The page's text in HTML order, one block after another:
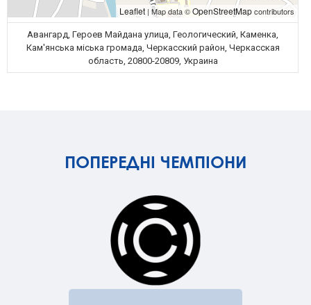
Leaflet | Map data ©OpenStreetMapcontributors
Авангард, Героев Майдана улица, Геологический, Каменка,
Кам'янська міська громада, Черкасский район, Черкасская
область, 20800-20809, Украина
ПОПЕРЕДНІ ЧЕМПІОНИ